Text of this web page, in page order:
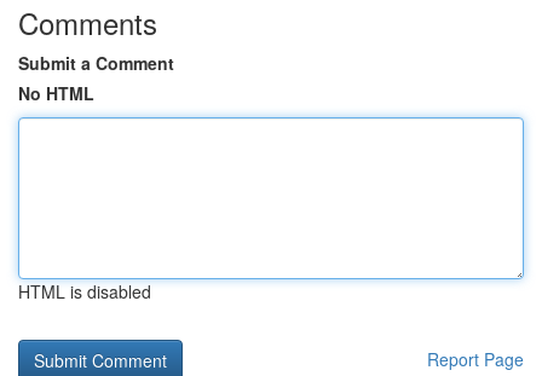
Comments
Submit a Comment
No HTML
HTML is disabled
Report Page